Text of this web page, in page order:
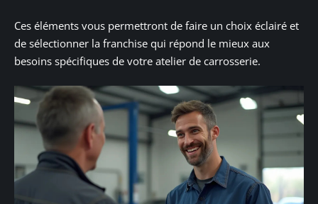
Ces éléments vous permettront de faire un choix éclairé et
de sélectionner la franchise qui répond le mieux aux
besoins spécifiques de votre atelier de carrosserie.